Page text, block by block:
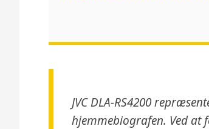
JVC DLA-RS4200
hjemmebiografen. Ved at